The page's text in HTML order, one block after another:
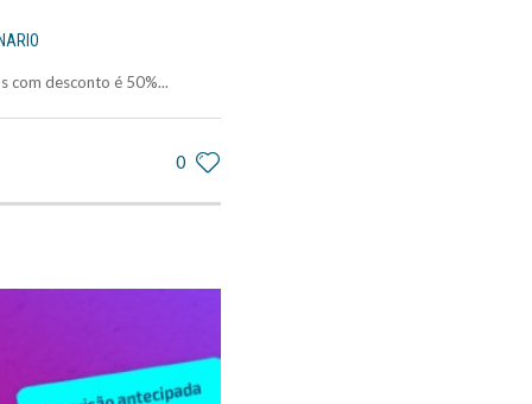
com desconto é 50%...
0